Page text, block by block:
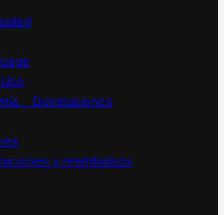
– Devoluciones
y reembolsos